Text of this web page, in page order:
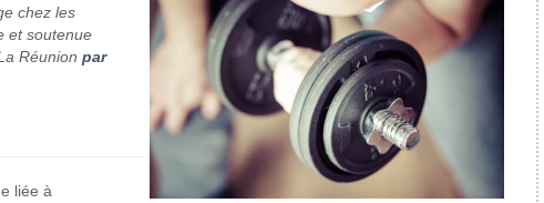
chez les
et soutenue
Réunion par
liée à